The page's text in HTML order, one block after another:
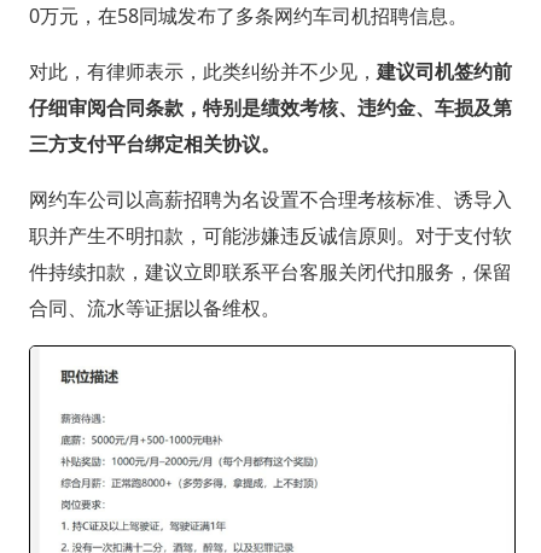
0万元，在58同城发布了多条网约车司机招聘信息。
对此，有律师表示，此类纠纷并不少见， 建议司机签约前
仔细审阅合同条款，特别是绩效考核、违约金、车损及第
三方支付平台绑定相关协议。
网约车公司以高薪招聘为名设置不合理考核标准、诱导入
职并产生不明扣款，可能涉嫌违反诚信原则。对于支付软
件持续扣款，建议立即联系平台客服关闭代扣服务，保留
合同、流水等证据以备维权。